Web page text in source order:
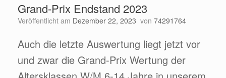
Grand-Prix Endstand 2023
Veröffentlicht am Dezember 22, 2023 von 74291764
Auch die letzte Auswertung liegt jetzt vor
und zwar die Grand-Prix Wertung der